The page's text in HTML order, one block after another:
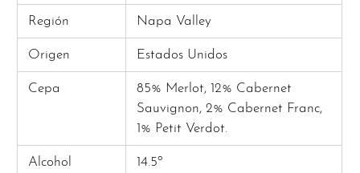
Región Napa Valley
Origen Estados Unidos
Cepa
85% Merlot, 12% Cabernet
Sauvignon, 2% Cabernet Franc,
1% Petit Verdot.
Alcohol 14.5º